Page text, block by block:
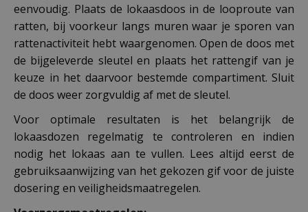
eenvoudig. Plaats de lokaasdoos in de looproute van
ratten, bij voorkeur langs muren waar je sporen van
rattenactiviteit hebt waargenomen. Open de doos met
de bijgeleverde sleutel en plaats het rattengif van je
keuze in het daarvoor bestemde compartiment. Sluit
de doos weer zorgvuldig af met de sleutel.
Voor optimale resultaten is het belangrijk de
lokaasdozen regelmatig te controleren en indien
nodig het lokaas aan te vullen. Lees altijd eerst de
gebruiksaanwijzing van het gekozen gif voor de juiste
dosering en veiligheidsmaatregelen.